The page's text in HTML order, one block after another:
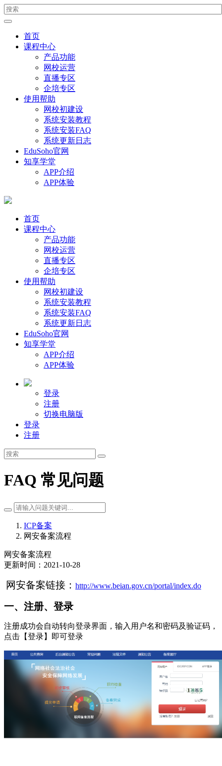
首页
课程中心
产品功能
网校运营
直播专区
企培专区
使用帮助
网校初建设
系统安装教程
系统安装FAQ
系统更新日志
EduSoho官网
知享学堂
APP介绍
APP体验
首页
课程中心
产品功能
网校运营
直播专区
企培专区
使用帮助
网校初建设
系统安装教程
系统安装FAQ
系统更新日志
EduSoho官网
知享学堂
APP介绍
APP体验
登录
注册
切换电脑版
登录
注册
FAQ 常见问题
ICP备案
网安备案流程
网安备案流程
更新时间：2021-10-28
网安备案链接： http://www.beian.gov.cn/portal/index.do
一、注册、登录
注册成功会自动转向登录界面，输入用户名和密码及验证码，
点击【登录】即可登录